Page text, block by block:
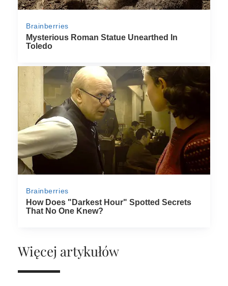
Więcej artykułów